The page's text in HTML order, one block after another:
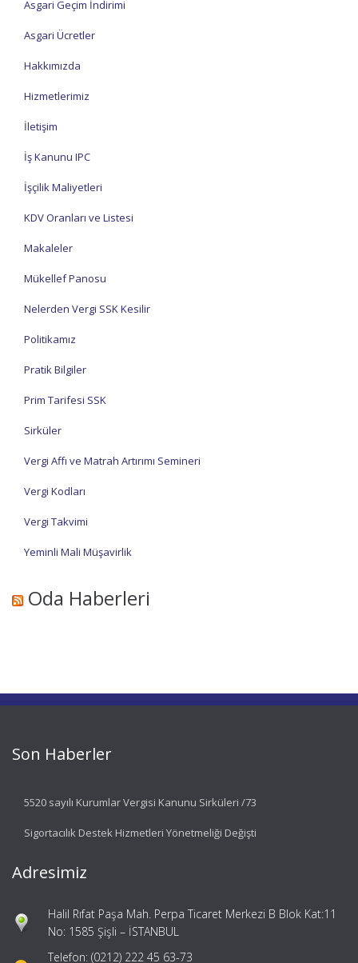
Asgari Geçim İndirimi
Asgari Ücretler
Hakkımızda
Hizmetlerimiz
İletişim
İş Kanunu IPC
İşçilik Maliyetleri
KDV Oranları ve Listesi
Makaleler
Mükellef Panosu
Nelerden Vergi SSK Kesilir
Politikamız
Pratik Bilgiler
Prim Tarifesi SSK
Sirküler
Vergi Affı ve Matrah Artırımı Semineri
Vergi Kodları
Vergi Takvimi
Yeminli Mali Müşavirlik
Oda Haberleri
Son Haberler
5520 sayılı Kurumlar Vergisi Kanunu Sirküleri /73
Sigortacılık Destek Hizmetleri Yönetmeliği Değişti
Adresimiz
Halil Rıfat Paşa Mah. Perpa Ticaret Merkezi B Blok Kat:11
No: 1585 Şişli – İSTANBUL
Telefon: (0212) 222 45 63-73